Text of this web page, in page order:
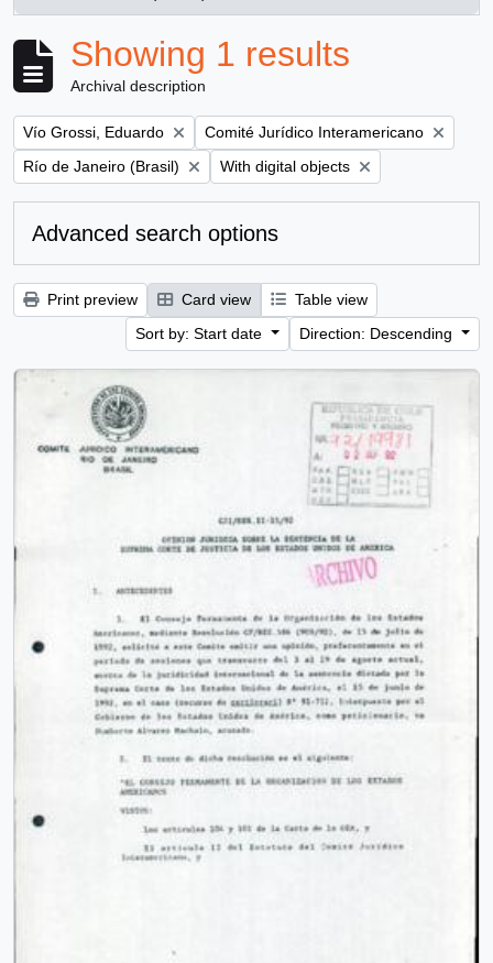
Showing 1 results
Archival description
Remove filter:
Vío Grossi, Eduardo Remove filter:
Comité Jurídico Interamericano
Remove filter:
Río de Janeiro (Brasil) Remove filter:
With digital objects
Advanced search options
Print preview Card view
Table view
Sort by: Start date
Direction: Descending